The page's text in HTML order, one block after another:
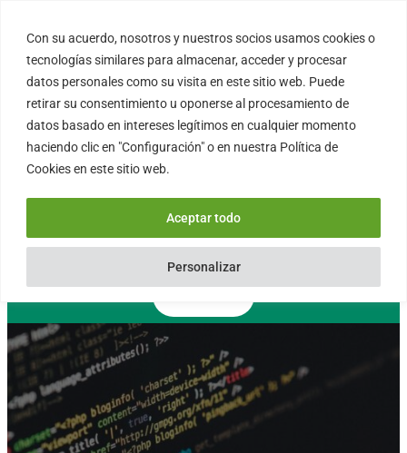
Con su acuerdo, nosotros y nuestros socios usamos cookies o
tecnologías similares para almacenar, acceder y procesar
datos personales como su visita en este sitio web. Puede
retirar su consentimiento u oponerse al procesamiento de
datos basado en intereses legítimos en cualquier momento
haciendo clic en "Configuración" o en nuestra Política de
Cookies en este sitio web.
Personalizar
Aceptar todo
contenido
FORTINUX.COM
08004 – Barcelona
Cataluña – España
info@fortinux.com
0034 – 644 79 25 79
Lun – Vie 9:00 AM a 6:00PM